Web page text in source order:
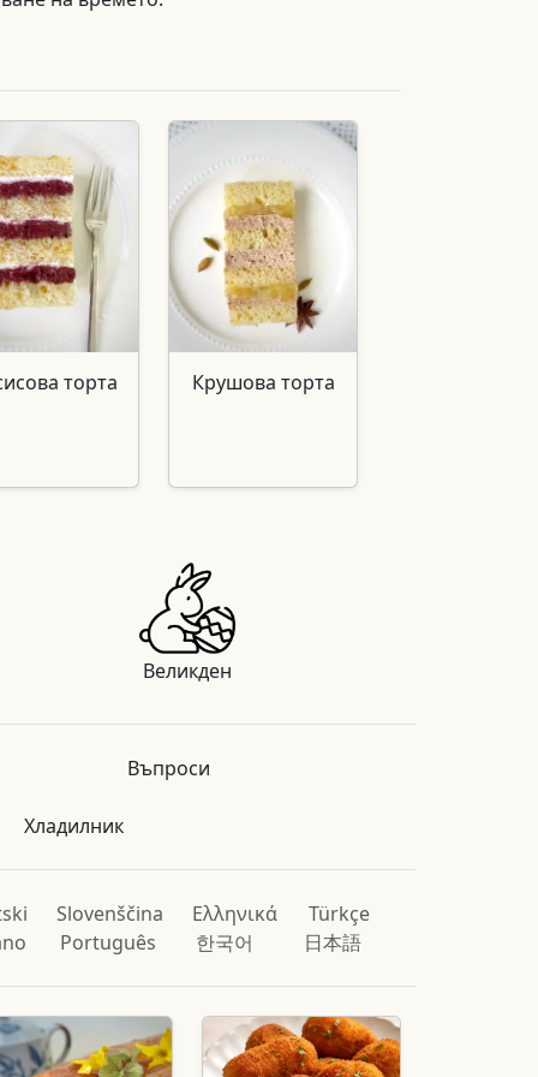
торта Крушова торта
Великден
Въпроси
Хладилник
Slovenščina Ελληνικά
Türkçe
Português 한국어 日本語